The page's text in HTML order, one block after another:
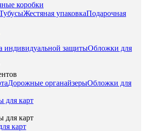
коробки
Жестяная упаковкаПодарочная
индивидуальной защитыОбложки для
Дорожные органайзерыОбложки для
для карт
для карт
карт